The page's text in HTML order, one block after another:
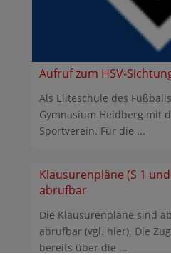
Aufruf zum HSV-
Als Eliteschule des
Gymnasium Heidberg mit
Sportverein. Für die ...
Klausurenpläne (S 1
abrufbar
Die Klausurenpläne sind
abrufbar (vgl. hier). Die
bereits über die ...